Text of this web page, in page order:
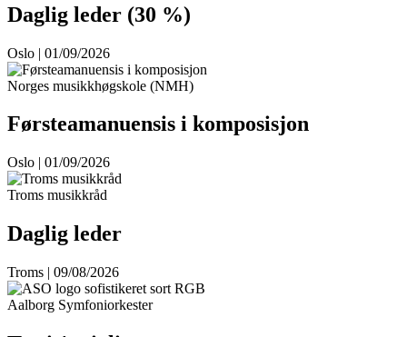
Daglig leder (30 %)
Oslo | 01/09/2026
Norges musikkhøgskole (NMH)
Førsteamanuensis i komposisjon
Oslo | 01/09/2026
Troms musikkråd
Daglig leder
Troms | 09/08/2026
Aalborg Symfoniorkester